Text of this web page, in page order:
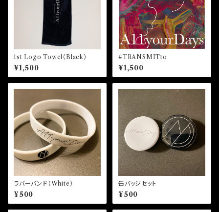
1st Logo Towel（Black）
¥1,500
#TRANSMITto
¥1,500
ラバーバンド（White）
¥500
缶バッジセット
¥500